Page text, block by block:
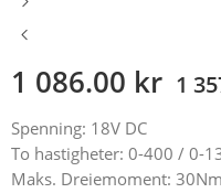
1 086.00 kr 1
Spenning: 18V DC
To hastigheter: 0-400 / 0-
Maks. Dreiemoment: 30Nm